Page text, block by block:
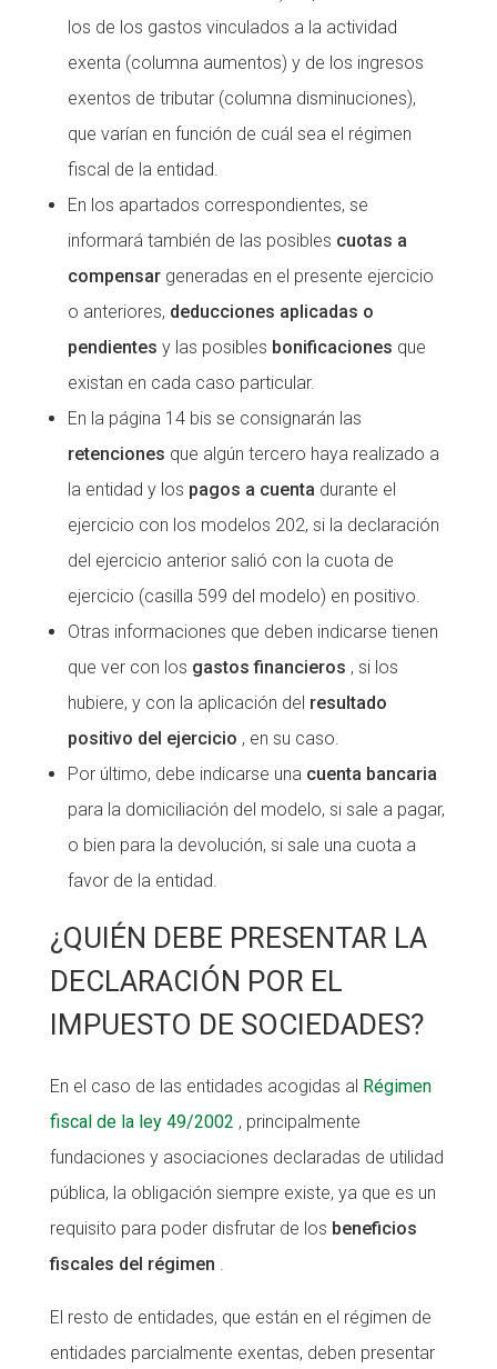
los de los gastos vinculados a la actividad
exenta (columna aumentos) y de los ingresos
exentos de tributar (columna disminuciones),
que varían en función de cuál sea el régimen
fiscal de la entidad.
En los apartados correspondientes, se
informará también de las posibles cuotas a
compensargeneradas en el presente ejercicio
o anteriores, deducciones aplicadas o
pendientes y las posibles bonificaciones que
existan en cada caso particular.
En la página 14 bis se consignarán las
retenciones que algún tercero haya realizado a
la entidad y los pagos a cuenta durante el
ejercicio con los modelos 202, si la declaración
del ejercicio anterior salió con la cuota de
ejercicio (casilla 599 del modelo) en positivo.
Otras informaciones que deben indicarse tienen
que ver con los gastos financieros , si los
hubiere, y con la aplicación del resultado
positivo del ejercicio , en su caso.
Por último, debe indicarse una cuenta bancaria
para la domiciliación del modelo, si sale a pagar,
o bien para la devolución, si sale una cuota a
favor de la entidad.
¿QUIÉN DEBE PRESENTAR LA
DECLARACIÓN POR EL
IMPUESTO DE SOCIEDADES?
En el caso de las entidades acogidas al Régimen
fiscal de la ley 49/2002 , principalmente
fundaciones y asociaciones declaradas de utilidad
pública, la obligación siempre existe, ya que es un
requisito para poder disfrutar de los beneficios
fiscales del régimen .
El resto de entidades, que están en el régimen de
entidades parcialmente exentas, deben presentar